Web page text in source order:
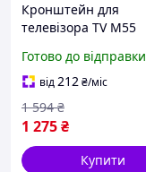
Кронштейн для
телевізора TV M55
тримач 26 65 дюймів
buzyna
Готово до відправки
від212₴/міс
1 275₴
1 594 ₴
Купити